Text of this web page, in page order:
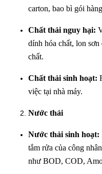
carton, bao bì gói
Chất thải nguy hại:
dính hóa chất, lon
chất.
Chất thải sinh hoạt:
việc tại nhà máy.
Nước thải
Nước thải sinh hoạt:
tắm rửa của công
như BOD, COD,